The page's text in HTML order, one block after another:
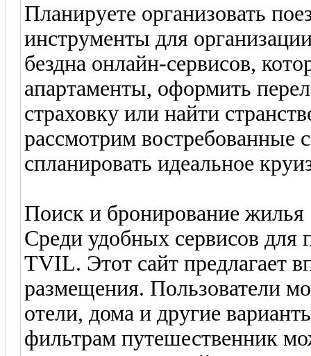
Планируете организовать
инструменты для
бездна онлайн-сервисов,
апартаменты, оформить
страховку или найти
рассмотрим востребованные
спланировать идеальное
Поиск и бронирование жилья
Среди удобных сервисов для
TVIL. Этот сайт предлагает
размещения. Пользователи
отели, дома и другие
фильтрам путешественник